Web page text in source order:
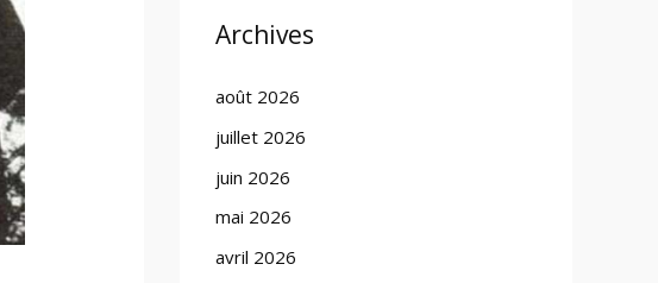
Archives
août 2026
juillet 2026
juin 2026
mai 2026
avril 2026